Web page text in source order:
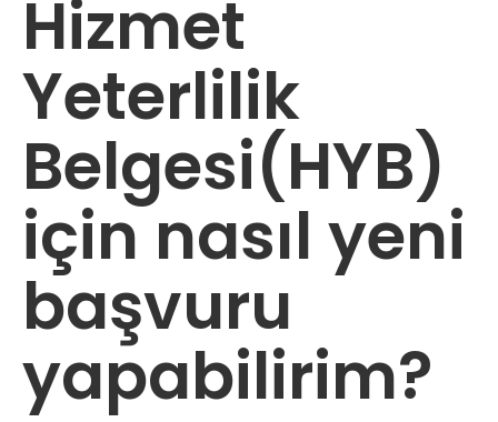
Hizmet
Yeterlilik
Belgesi(HYB)
için nasıl yeni
başvuru
yapabilirim?